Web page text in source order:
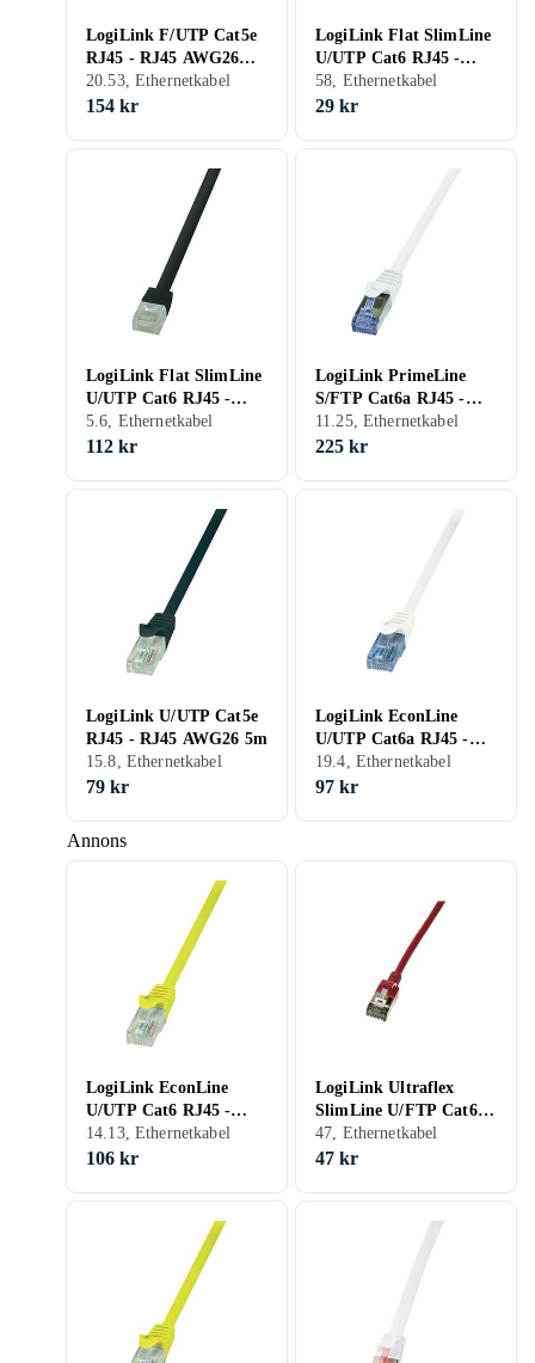
Annons
LogiLink F/UTP Cat5e
RJ45 - RJ45 AWG26
7,5m
20.53, Ethernetkabel
154 kr
LogiLink Flat SlimLine
U/UTP Cat6 RJ45 -
RJ45 0,5m
58, Ethernetkabel
29 kr
LogiLink Flat SlimLine
U/UTP Cat6 RJ45 -
RJ45 20m
5.6, Ethernetkabel
112 kr
LogiLink PrimeLine
S/FTP Cat6a RJ45 -
RJ45 LSZH 20m
11.25, Ethernetkabel
225 kr
LogiLink U/UTP Cat5e
RJ45 - RJ45 AWG26 5m
15.8, Ethernetkabel
79 kr
LogiLink EconLine
U/UTP Cat6a RJ45 -
RJ45 5m
19.4, Ethernetkabel
97 kr
LogiLink EconLine
U/UTP Cat6 RJ45 -
RJ45 7,5m
14.13, Ethernetkabel
106 kr
LogiLink Ultraflex
SlimLine U/FTP Cat6a
RJ45 - RJ45 1m
47, Ethernetkabel
47 kr